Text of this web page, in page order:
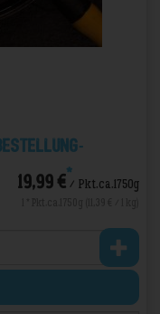
19,99 €*/ Pkt.ca.1750g